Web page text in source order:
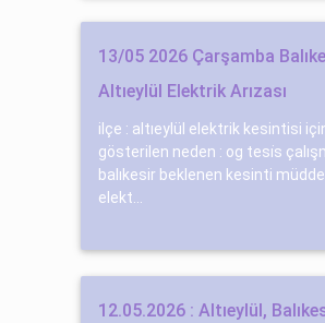
13/05 2026 Çarşamba
Altıeylül Elektrik Arızası
ilçe : altıeylül elektrik kesintisi
gösterilen neden : og tesi̇s
balıkesir beklenen kesinti
elekt...
12.05.2026 : Altıeylül,